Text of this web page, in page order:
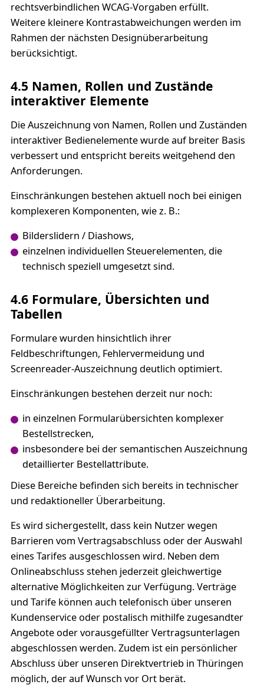
rechtsverbindlichen WCAG-Vorgaben erfüllt.
Weitere kleinere Kontrastabweichungen werden im
Rahmen der nächsten Designüberarbeitung
berücksichtigt.
4.5 Namen, Rollen und Zustände
interaktiver Elemente
Die Auszeichnung von Namen, Rollen und Zuständen
interaktiver Bedienelemente wurde auf breiter Basis
verbessert und entspricht bereits weitgehend den
Anforderungen.
Einschränkungen bestehen aktuell noch bei einigen
komplexeren Komponenten, wie z. B.:
Bilderslidern / Diashows,
einzelnen individuellen Steuerelementen, die
technisch speziell umgesetzt sind.
4.6 Formulare, Übersichten und
Tabellen
Formulare wurden hinsichtlich ihrer
Feldbeschriftungen, Fehlervermeidung und
Screenreader-Auszeichnung deutlich optimiert.
Einschränkungen bestehen derzeit nur noch:
in einzelnen Formularübersichten komplexer
Bestellstrecken,
insbesondere bei der semantischen Auszeichnung
detaillierter Bestellattribute.
Diese Bereiche befinden sich bereits in technischer
und redaktioneller Überarbeitung.
Es wird sichergestellt, dass kein Nutzer wegen
Barrieren vom Vertragsabschluss oder der Auswahl
eines Tarifes ausgeschlossen wird. Neben dem
Onlineabschluss stehen jederzeit gleichwertige
alternative Möglichkeiten zur Verfügung. Verträge
und Tarife können auch telefonisch über unseren
Kundenservice oder postalisch mithilfe zugesandter
Angebote oder vorausgefüllter Vertragsunterlagen
abgeschlossen werden. Zudem ist ein persönlicher
Abschluss über unseren Direktvertrieb in Thüringen
möglich, der auf Wunsch vor Ort berät.